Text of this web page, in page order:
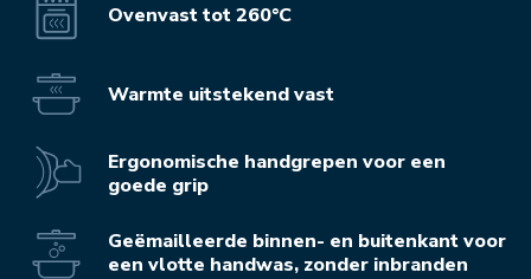
Ovenvast tot 260°C
Warmte uitstekend vast
Ergonomische handgrepen voor een
goede grip
Geëmailleerde binnen- en buitenkant voor
een vlotte handwas, zonder inbranden